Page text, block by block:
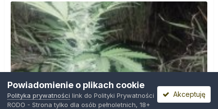
Powiadomienie o plikach cookie
Polityka prywatności link do Polityki Prywatności
RODO - Strona tylko dla osób pełnoletnich, 18+
Akceptuję